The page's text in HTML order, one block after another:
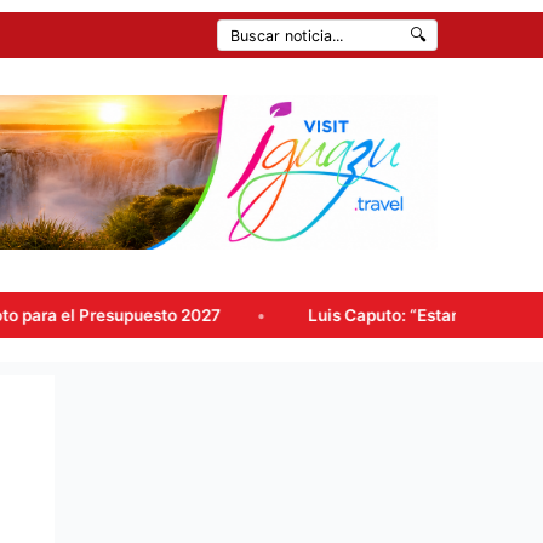
🔍
Luis Caputo: “Estamos reconstruyendo a la